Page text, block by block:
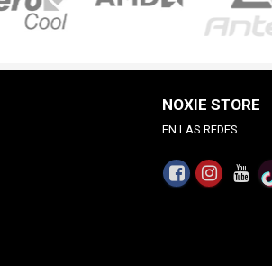
NOXIE STORE
EN LAS REDES